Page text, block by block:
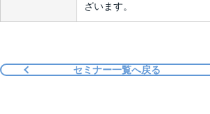
ざいます。
セミナー一覧へ戻る